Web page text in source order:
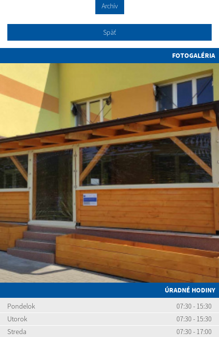
Archív
Späť
FOTOGALÉRIA
ÚRADNÉ HODINY
Pondelok
07:30 - 15:30
Utorok
07:30 - 15:30
Streda
07:30 - 17:00